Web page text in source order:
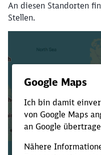
An diesen Standorten
Stellen.